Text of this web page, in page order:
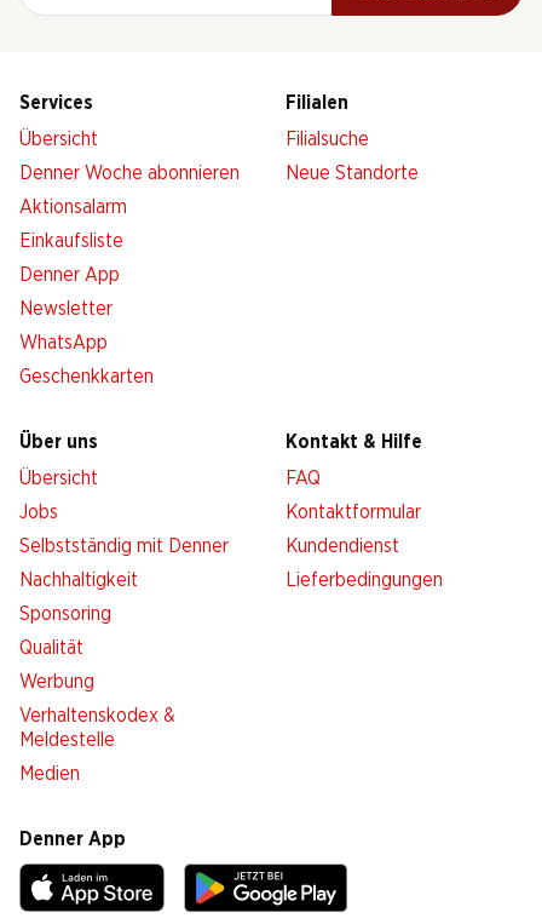
Services
Übersicht
Denner Woche abonnieren
Aktionsalarm
Einkaufsliste
Denner App
Newsletter
WhatsApp
Geschenkkarten
Filialen
Filialsuche
Neue Standorte
Über uns
Übersicht
Jobs
Selbstständig mit Denner
Nachhaltigkeit
Sponsoring
Qualität
Werbung
Verhaltenskodex &
Meldestelle
Medien
Kontakt & Hilfe
FAQ
Kontaktformular
Kundendienst
Lieferbedingungen
Denner App